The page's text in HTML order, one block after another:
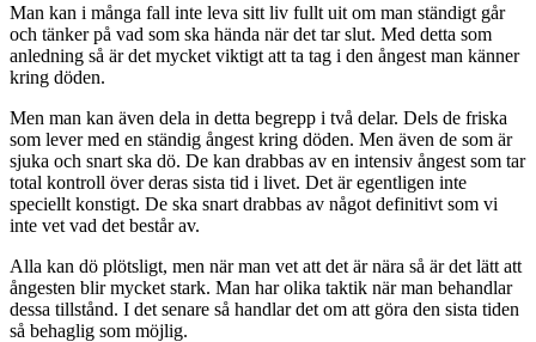
Man kan i många fall inte leva sitt liv fullt uit om man ständigt går
och tänker på vad som ska hända när det tar slut. Med detta som
anledning så är det mycket viktigt att ta tag i den ångest man känner
kring döden.
Men man kan även dela in detta begrepp i två delar. Dels de friska
som lever med en ständig ångest kring döden. Men även de som är
sjuka och snart ska dö. De kan drabbas av en intensiv ångest som tar
total kontroll över deras sista tid i livet. Det är egentligen inte
speciellt konstigt. De ska snart drabbas av något definitivt som vi
inte vet vad det består av.
Alla kan dö plötsligt, men när man vet att det är nära så är det lätt att
ångesten blir mycket stark. Man har olika taktik när man behandlar
dessa tillstånd. I det senare så handlar det om att göra den sista tiden
så behaglig som möjlig.